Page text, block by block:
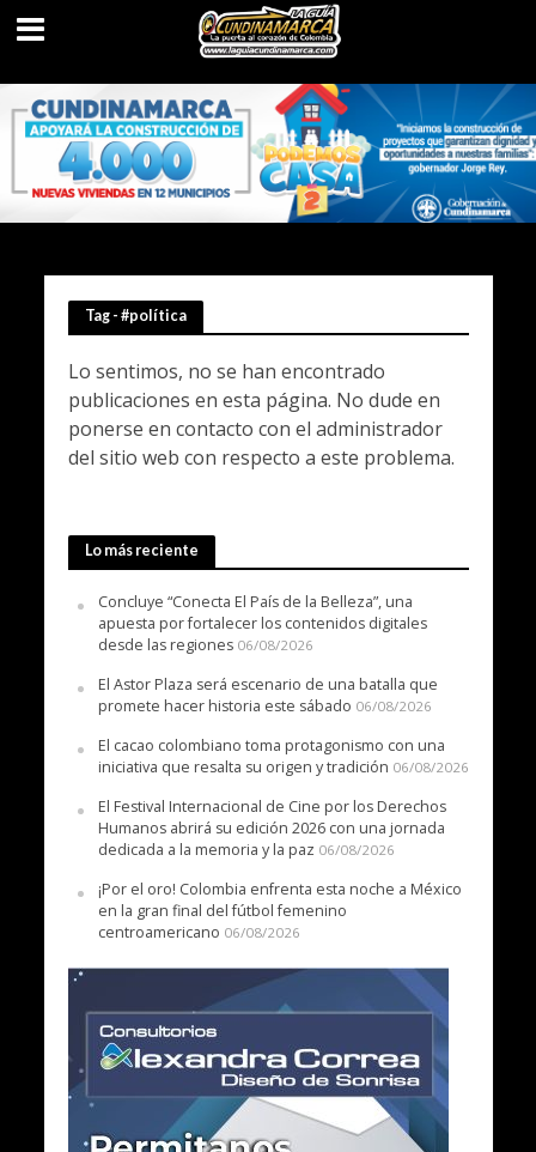
Tag - #política
Lo sentimos, no se han encontrado
publicaciones en esta página. No dude en
ponerse en contacto con el administrador
del sitio web con respecto a este problema.
Lo más reciente
Concluye “Conecta El País de la Belleza”, una
apuesta por fortalecer los contenidos digitales
desde las regiones 06/08/2026
El Astor Plaza será escenario de una batalla que
promete hacer historia este sábado 06/08/2026
El cacao colombiano toma protagonismo con una
iniciativa que resalta su origen y tradición 06/08/2026
El Festival Internacional de Cine por los Derechos
Humanos abrirá su edición 2026 con una jornada
dedicada a la memoria y la paz 06/08/2026
¡Por el oro! Colombia enfrenta esta noche a México
en la gran final del fútbol femenino
centroamericano 06/08/2026